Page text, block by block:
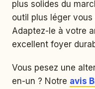
plus solides du
outil plus léger
Adaptez-le à votre
excellent foyer
Vous pesez une
en-un ? Notre avis